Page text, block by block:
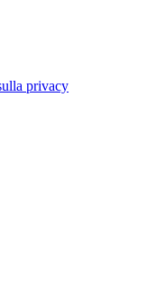
privacy